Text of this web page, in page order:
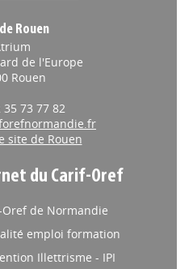
Rouen
de l'Europe
35 73 77 82